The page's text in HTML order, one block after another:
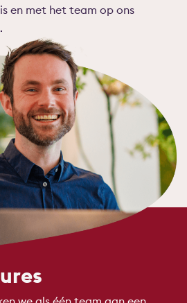
en met het team op ons